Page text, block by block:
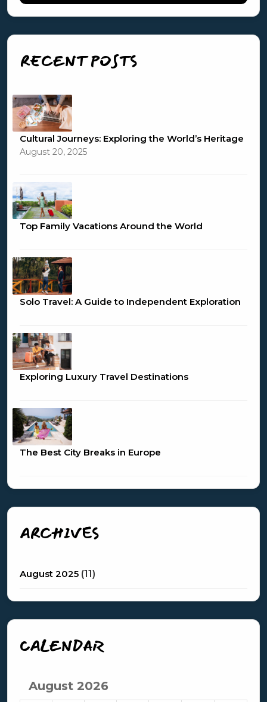
RECENT POSTS
Cultural Journeys: Exploring the World’s Heritage
August 20, 2025
Top Family Vacations Around the World
Solo Travel: A Guide to Independent Exploration
Exploring Luxury Travel Destinations
The Best City Breaks in Europe
ARCHIVES
August 2025 (11)
CALENDAR
August 2026